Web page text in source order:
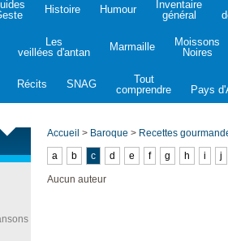
Histoire Humour
Inventaire
général
Les
veillées d'antan
Marmaille
Moissons
Noires
Récits SNAG
Tout
comprendre
Pays
Accueil > Baroque > Recettes
a
b c d e f g h i j
Aucun auteur